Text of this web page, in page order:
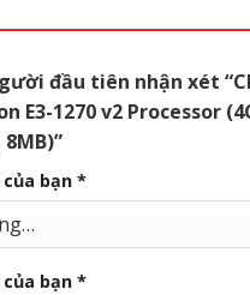
đầu tiên nhận xét
E3-1270 v2 Processor
bạn *
bạn *